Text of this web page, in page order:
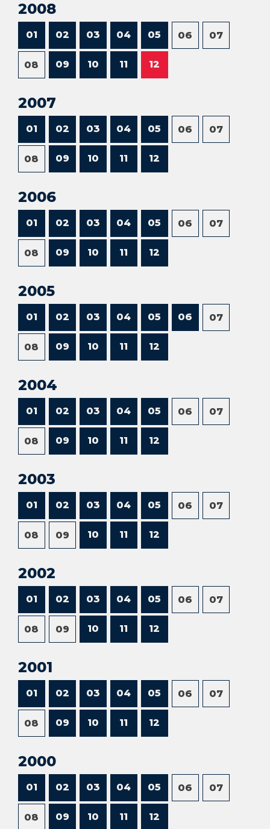
2008
01 02 03 04 05 06 07
08 09 10 11 12
2007
01 02 03 04 05 06 07
08 09 10 11 12
2006
01 02 03 04 05 06 07
08 09 10 11 12
2005
01 02 03 04 05 06 07
08 09 10 11 12
2004
01 02 03 04 05 06 07
08 09 10 11 12
2003
01 02 03 04 05 06 07
08 09 10 11 12
2002
01 02 03 04 05 06 07
08 09 10 11 12
2001
01 02 03 04 05 06 07
08 09 10 11 12
2000
01 02 03 04 05 06 07
08 09 10 11 12